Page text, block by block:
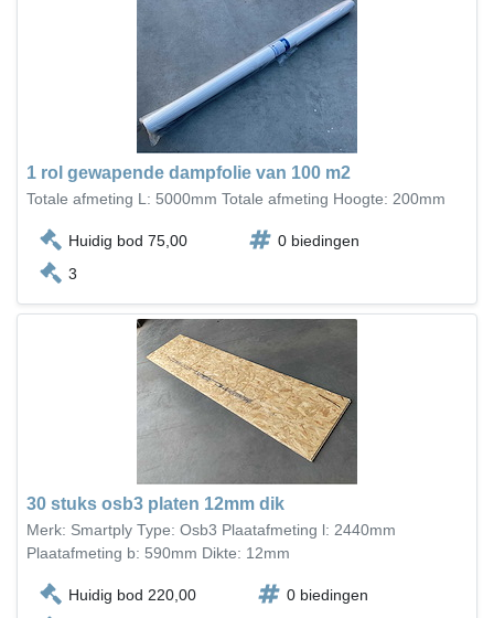
1 rol gewapende dampfolie van 100 m2
Totale afmeting L: 5000mm Totale afmeting Hoogte: 200mm
Huidig bod 75,00
0 biedingen
3
30 stuks osb3 platen 12mm dik
Merk: Smartply Type: Osb3 Plaatafmeting l: 2440mm
Plaatafmeting b: 590mm Dikte: 12mm
Huidig bod 220,00
0 biedingen